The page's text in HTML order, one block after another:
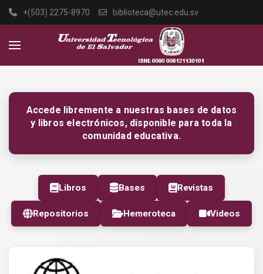
+(503) 2275-8970 biblioteca@utec.edu.sv
Accede libremente a nuestras bases de datos
y libros electrónicos, disponible para toda la
comunidad educativa.
Libros Bases Revistas
Repositorios Hemeroteca Videos